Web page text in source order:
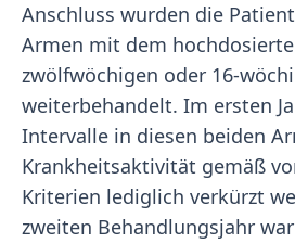
Anschluss wurden die
Armen mit dem
zwölfwöchigen oder 16-
weiterbehandelt. Im ersten
Intervalle in diesen beiden
Krankheitsaktivität gemäß
Kriterien lediglich verkürzt
zweiten Behandlungsjahr